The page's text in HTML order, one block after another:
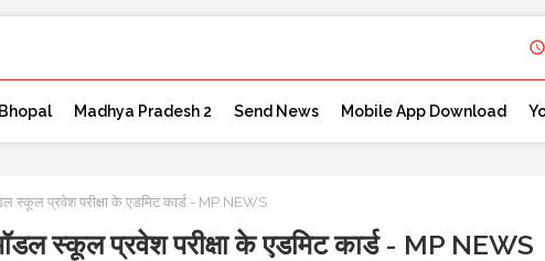
Bhopal Madhya Pradesh 2 Send News Mobile App Download
स्कूल प्रवेश परीक्षा के एडमिट कार्ड - MP NEWS
स्कूल प्रवेश परीक्षा के एडमिट कार्ड - MP NEWS